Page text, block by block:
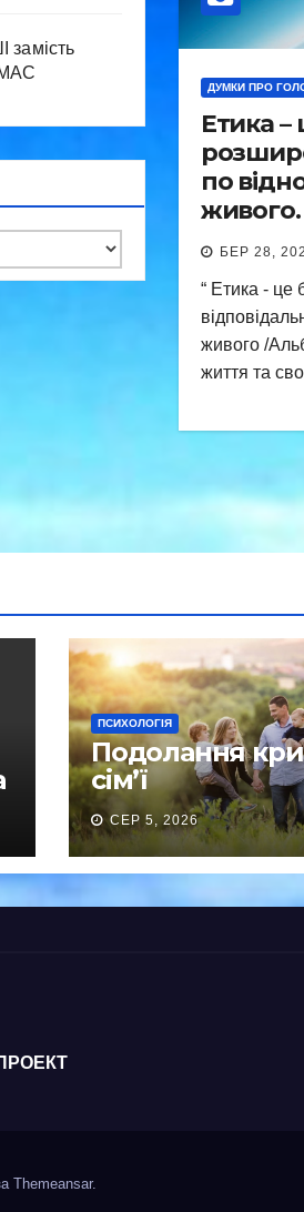
замість
ДУМКИ ПРО
Етика
по
БЕР 28,
“ Етика -
живого /
життя та
ПСИХОЛОГІЯ
Подолання
сім’ї
СЕР 5, 2026
Themeansar.